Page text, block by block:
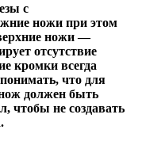
с
ножи при этом
ножи —
отсутствие
кромки всегда
что для
должен быть
чтобы не создавать